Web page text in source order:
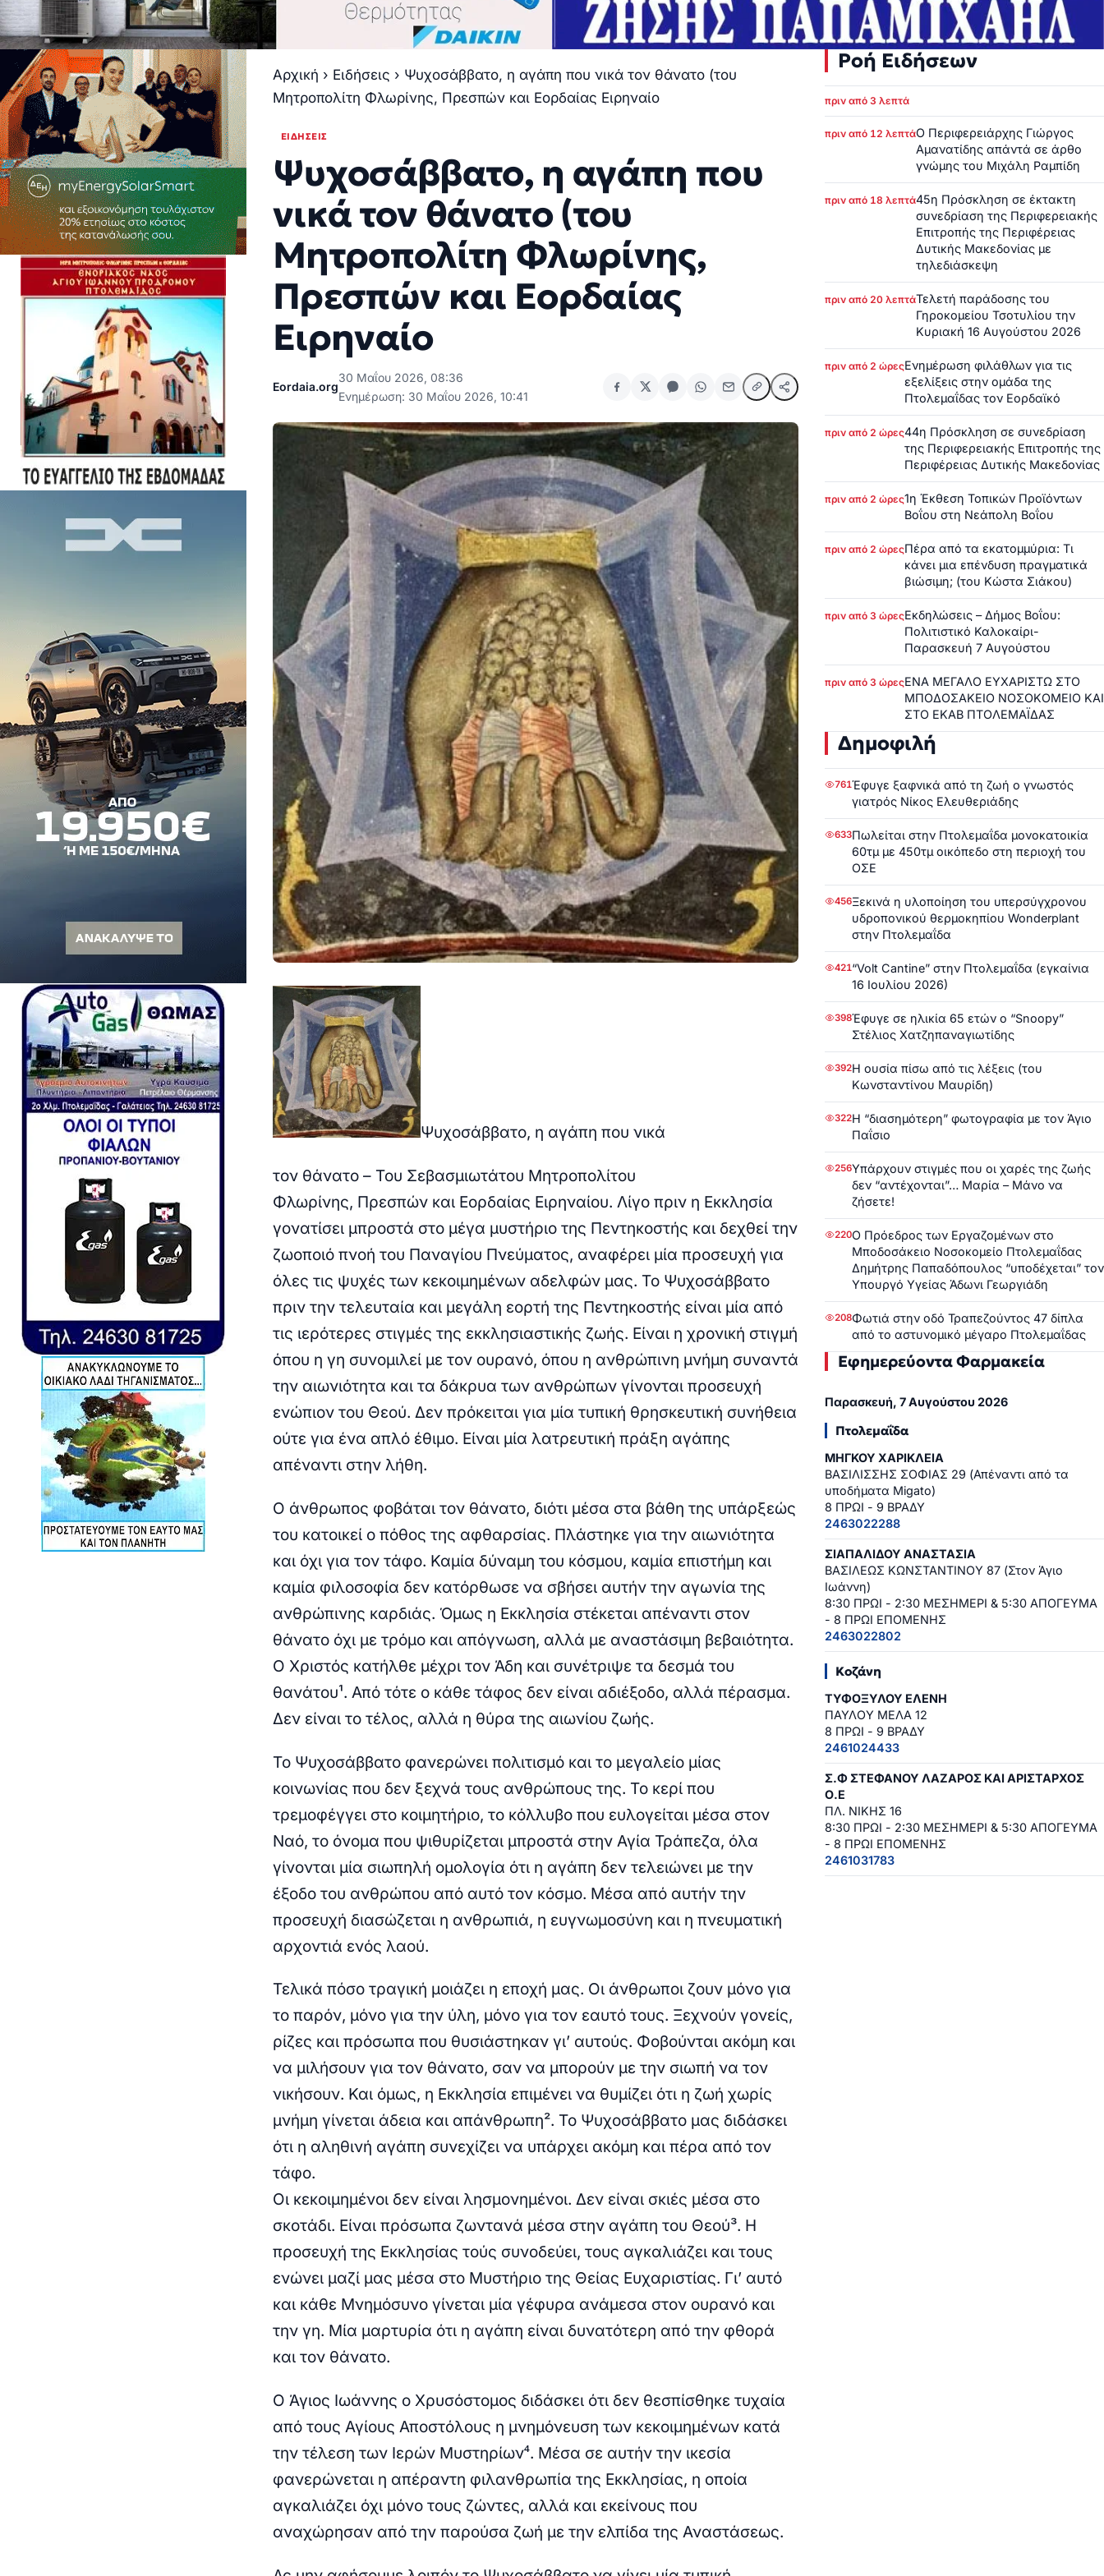
Αρχική › Ειδήσεις › Ψυχοσάββατο, η αγάπη που νικά τον θάνατο (του
Μητροπολίτη Φλωρίνης, Πρεσπών και Εορδαίας Ειρηναίο
ΕΙΔΉΣΕΙΣ
Ψυχοσάββατο, η αγάπη που
νικά τον θάνατο (του
Μητροπολίτη Φλωρίνης,
Πρεσπών και Εορδαίας
Ειρηναίο
Eordaia.org
30 Μαΐου 2026, 08:36
Ενημέρωση: 30 Μαΐου 2026, 10:41
Ψυχοσάββατο, η αγάπη που νικά
τον θάνατο – Του Σεβασμιωτάτου Μητροπολίτου
Φλωρίνης, Πρεσπών και Εορδαίας Ειρηναίου. Λίγο πριν η Εκκλησία
γονατίσει μπροστά στο μέγα μυστήριο της Πεντηκοστής και δεχθεί την
ζωοποιό πνοή του Παναγίου Πνεύματος, αναφέρει μία προσευχή για
όλες τις ψυχές των κεκοιμημένων αδελφών μας. Το Ψυχοσάββατο
πριν την τελευταία και μεγάλη εορτή της Πεντηκοστής είναι μία από
τις ιερότερες στιγμές της εκκλησιαστικής ζωής. Είναι η χρονική στιγμή
όπου η γη συνομιλεί με τον ουρανό, όπου η ανθρώπινη μνήμη συναντά
την αιωνιότητα και τα δάκρυα των ανθρώπων γίνονται προσευχή
ενώπιον του Θεού. Δεν πρόκειται για μία τυπική θρησκευτική συνήθεια
ούτε για ένα απλό έθιμο. Είναι μία λατρευτική πράξη αγάπης
απέναντι στην λήθη.
Ο άνθρωπος φοβάται τον θάνατο, διότι μέσα στα βάθη της υπάρξεώς
του κατοικεί ο πόθος της αφθαρσίας. Πλάστηκε για την αιωνιότητα
και όχι για τον τάφο. Καμία δύναμη του κόσμου, καμία επιστήμη και
καμία φιλοσοφία δεν κατόρθωσε να σβήσει αυτήν την αγωνία της
ανθρώπινης καρδιάς. Όμως η Εκκλησία στέκεται απέναντι στον
θάνατο όχι με τρόμο και απόγνωση, αλλά με αναστάσιμη βεβαιότητα.
Ο Χριστός κατήλθε μέχρι τον Άδη και συνέτριψε τα δεσμά του
θανάτου¹. Από τότε ο κάθε τάφος δεν είναι αδιέξοδο, αλλά πέρασμα.
Δεν είναι το τέλος, αλλά η θύρα της αιωνίου ζωής.
Το Ψυχοσάββατο φανερώνει πολιτισμό και το μεγαλείο μίας
κοινωνίας που δεν ξεχνά τους ανθρώπους της. Το κερί που
τρεμοφέγγει στο κοιμητήριο, το κόλλυβο που ευλογείται μέσα στον
Ναό, το όνομα που ψιθυρίζεται μπροστά στην Αγία Τράπεζα, όλα
γίνονται μία σιωπηλή ομολογία ότι η αγάπη δεν τελειώνει με την
έξοδο του ανθρώπου από αυτό τον κόσμο. Μέσα από αυτήν την
προσευχή διασώζεται η ανθρωπιά, η ευγνωμοσύνη και η πνευματική
αρχοντιά ενός λαού.
Τελικά πόσο τραγική μοιάζει η εποχή μας. Οι άνθρωποι ζουν μόνο για
το παρόν, μόνο για την ύλη, μόνο για τον εαυτό τους. Ξεχνούν γονείς,
ρίζες και πρόσωπα που θυσιάστηκαν γι’ αυτούς. Φοβούνται ακόμη και
να μιλήσουν για τον θάνατο, σαν να μπορούν με την σιωπή να τον
νικήσουν. Και όμως, η Εκκλησία επιμένει να θυμίζει ότι η ζωή χωρίς
μνήμη γίνεται άδεια και απάνθρωπη². Το Ψυχοσάββατο μας διδάσκει
ότι η αληθινή αγάπη συνεχίζει να υπάρχει ακόμη και πέρα από τον
τάφο.
Οι κεκοιμημένοι δεν είναι λησμονημένοι. Δεν είναι σκιές μέσα στο
σκοτάδι. Είναι πρόσωπα ζωντανά μέσα στην αγάπη του Θεού³. Η
προσευχή της Εκκλησίας τούς συνοδεύει, τους αγκαλιάζει και τους
ενώνει μαζί μας μέσα στο Μυστήριο της Θείας Ευχαριστίας. Γι’ αυτό
και κάθε Μνημόσυνο γίνεται μία γέφυρα ανάμεσα στον ουρανό και
την γη. Μία μαρτυρία ότι η αγάπη είναι δυνατότερη από την φθορά
και τον θάνατο.
Ο Άγιος Ιωάννης ο Χρυσόστομος διδάσκει ότι δεν θεσπίσθηκε τυχαία
από τους Αγίους Αποστόλους η μνημόνευση των κεκοιμημένων κατά
την τέλεση των Ιερών Μυστηρίων⁴. Μέσα σε αυτήν την ικεσία
φανερώνεται η απέραντη φιλανθρωπία της Εκκλησίας, η οποία
αγκαλιάζει όχι μόνο τους ζώντες, αλλά και εκείνους που
αναχώρησαν από την παρούσα ζωή με την ελπίδα της Αναστάσεως.
Ροή Ειδήσεων
πριν από 3 λεπτά
πριν από 12 λεπτάΟ Περιφερειάρχης Γιώργος
Αμανατίδης απάντά σε άρθο
γνώμης του Μιχάλη Ραμπίδη
πριν από 18 λεπτά45η Πρόσκληση σε έκτακτη
συνεδρίαση της Περιφερειακής
Επιτροπής της Περιφέρειας
Δυτικής Μακεδονίας με
τηλεδιάσκεψη
πριν από 20 λεπτάΤελετή παράδοσης του
Γηροκομείου Τσοτυλίου την
Κυριακή 16 Αυγούστου 2026
πριν από 2 ώρεςΕνημέρωση φιλάθλων για τις
εξελίξεις στην ομάδα της
Πτολεμαΐδας τον Εορδαϊκό
πριν από 2 ώρες44η Πρόσκληση σε συνεδρίαση
της Περιφερειακής Επιτροπής της
Περιφέρειας Δυτικής Μακεδονίας
πριν από 2 ώρες1η Έκθεση Τοπικών Προϊόντων
Βοΐου στη Νεάπολη Βοΐου
πριν από 2 ώρεςΠέρα από τα εκατομμύρια: Τι
κάνει μια επένδυση πραγματικά
βιώσιμη; (του Κώστα Σιάκου)
πριν από 3 ώρεςΕκδηλώσεις – Δήμος Βοΐου:
Πολιτιστικό Καλοκαίρι-
Παρασκευή 7 Αυγούστου
πριν από 3 ώρεςΕΝΑ ΜΕΓΑΛΟ ΕΥΧΑΡΙΣΤΩ ΣΤΟ
ΜΠΟΔΟΣΑΚΕΙΟ ΝΟΣΟΚΟΜΕΙΟ ΚΑΙ
ΣΤΟ ΕΚΑΒ ΠΤΟΛΕΜΑΪΔΑΣ
Δημοφιλή
761Έφυγε ξαφνικά από τη ζωή ο γνωστός
γιατρός Νίκος Ελευθεριάδης
633Πωλείται στην Πτολεμαΐδα μονοκατοικία
60τμ με 450τμ οικόπεδο στη περιοχή του
ΟΣΕ
456Ξεκινά η υλοποίηση του υπερσύγχρονου
υδροπονικού θερμοκηπίου Wonderplant
στην Πτολεμαΐδα
421“Volt Cantine” στην Πτολεμαΐδα (εγκαίνια
16 Ιουλίου 2026)
398Έφυγε σε ηλικία 65 ετών ο “Snoopy”
Στέλιος Χατζηπαναγιωτίδης
392Η ουσία πίσω από τις λέξεις (του
Κωνσταντίνου Μαυρίδη)
322Η “διασημότερη” φωτογραφία με τον Άγιο
Παΐσιο
256Υπάρχουν στιγμές που οι χαρές της ζωής
δεν “αντέχονται”… Μαρία – Μάνο να
ζήσετε!
220Ο Πρόεδρος των Εργαζομένων στο
Μποδοσάκειο Νοσοκομείο Πτολεμαΐδας
Δημήτρης Παπαδόπουλος “υποδέχεται” τον
Υπουργό Υγείας Άδωνι Γεωργιάδη
208Φωτιά στην οδό Τραπεζούντος 47 δίπλα
από το αστυνομικό μέγαρο Πτολεμαΐδας
Εφημερεύοντα Φαρμακεία
Παρασκευή, 7 Αυγούστου 2026
Πτολεμαΐδα
ΜΗΓΚΟΥ ΧΑΡΙΚΛΕΙΑ
ΒΑΣΙΛΙΣΣΗΣ ΣΟΦΙΑΣ 29 (Απέναντι από τα
υποδήματα Migato)
8 ΠΡΩΙ - 9 ΒΡΑΔΥ
2463022288
ΣΙΑΠΑΛΙΔΟΥ ΑΝΑΣΤΑΣΙΑ
ΒΑΣΙΛΕΩΣ ΚΩΝΣΤΑΝΤΙΝΟΥ 87 (Στον Άγιο
Ιωάννη)
8:30 ΠΡΩΙ - 2:30 ΜΕΣΗΜΕΡΙ & 5:30 ΑΠΟΓΕΥΜΑ
- 8 ΠΡΩΙ ΕΠΟΜΕΝΗΣ
2463022802
Κοζάνη
ΤΥΦΟΞΥΛΟΥ ΕΛΕΝΗ
ΠΑΥΛΟΥ ΜΕΛΑ 12
8 ΠΡΩΙ - 9 ΒΡΑΔΥ
2461024433
Σ.Φ ΣΤΕΦΑΝΟΥ ΛΑΖΑΡΟΣ ΚΑΙ ΑΡΙΣΤΑΡΧΟΣ
Ο.Ε
ΠΛ. ΝΙΚΗΣ 16
8:30 ΠΡΩΙ - 2:30 ΜΕΣΗΜΕΡΙ & 5:30 ΑΠΟΓΕΥΜΑ
- 8 ΠΡΩΙ ΕΠΟΜΕΝΗΣ
2461031783